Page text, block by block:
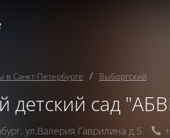
в Санкт-Петербурге Выборгский
детский сад
, ул.Валерия Гаврилина д.5